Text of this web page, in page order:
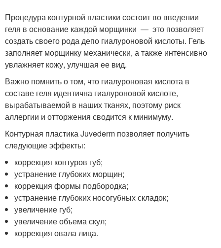
Процедура контурной пластики состоит во введении
геля в основание каждой морщинки — это позволяет
создать своего рода депо гиалуроновой кислоты. Гель
заполняет морщинку механически, а также интенсивно
увлажняет кожу, улучшая ее вид.
Важно помнить о том, что гиалуроновая кислота в
составе геля идентична гиалуроновой кислоте,
вырабатываемой в наших тканях, поэтому риск
аллергии и отторжения сводится к минимуму.
Контурная пластика Juvederm позволяет получить
следующие эффекты:
коррекция контуров губ;
устранение глубоких морщин;
коррекция формы подбородка;
устранение глубоких носогубных складок;
увеличение губ;
увеличение объема скул;
коррекция овала лица.